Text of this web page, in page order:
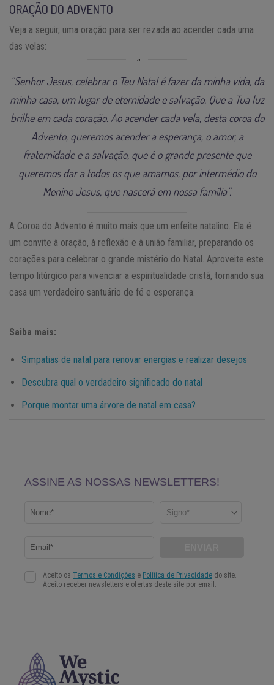
ORAÇÃO DO ADVENTO
Veja a seguir, uma oração para ser rezada ao acender cada uma
das velas:
“Senhor Jesus, celebrar o Teu Natal é fazer da minha vida, da
minha casa, um lugar de eternidade e salvação. Que a Tua luz
brilhe em cada coração. Ao acender cada vela, desta coroa do
Advento, queremos acender a esperança, o amor, a
fraternidade e a salvação, que é o grande presente que
queremos dar a todos os que amamos, por intermédio do
Menino Jesus, que nascerá em nossa família”.
A Coroa do Advento é muito mais que um enfeite natalino. Ela é
um convite à oração, à reflexão e à união familiar, preparando os
corações para celebrar o grande mistério do Natal. Aproveite este
tempo litúrgico para vivenciar a espiritualidade cristã, tornando sua
casa um verdadeiro santuário de fé e esperança.
Saiba mais:
Simpatias de natal para renovar energias e realizar desejos
Descubra qual o verdadeiro significado do natal
Porque montar uma árvore de natal em casa?